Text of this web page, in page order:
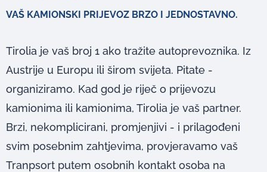
VAŠ KAMIONSKI PRIJEVOZ BRZO I JEDNOSTAVNO.
Tirolia je vaš broj 1 ako tražite autoprevoznika. Iz
Austrije u Europu ili širom svijeta. Pitate -
organiziramo. Kad god je riječ o prijevozu
kamionima ili kamionima, Tirolia je vaš partner.
Brzi, nekomplicirani, promjenjivi - i prilagođeni
svim posebnim zahtjevima, provjeravamo vaš
Tranpsort putem osobnih kontakt osoba na